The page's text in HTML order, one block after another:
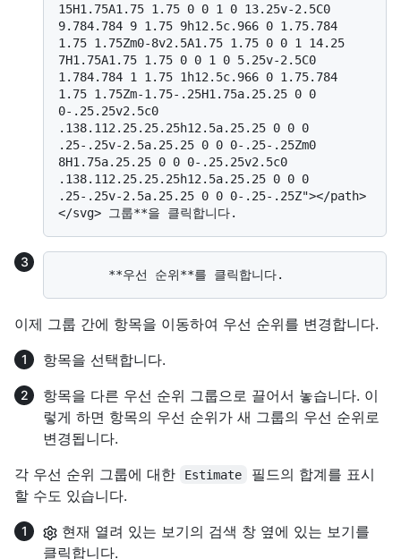
15H1.75A1.75 1.75 0 0 1 0 13.25v-2.5C0
9.784.784 9 1.75 9h12.5c.966 0 1.75.784
1.75 1.75Zm0-8v2.5A1.75 1.75 0 0 1 14.25
7H1.75A1.75 1.75 0 0 1 0 5.25v-2.5C0
1.784.784 1 1.75 1h12.5c.966 0 1.75.784
1.75 1.75Zm-1.75-.25H1.75a.25.25 0 0
0-.25.25v2.5c0
.138.112.25.25.25h12.5a.25.25 0 0 0
.25-.25v-2.5a.25.25 0 0 0-.25-.25Zm0
8H1.75a.25.25 0 0 0-.25.25v2.5c0
.138.112.25.25.25h12.5a.25.25 0 0 0
.25-.25v-2.5a.25.25 0 0 0-.25-.25Z"></path>
이제 그룹 간에 항목을 이동하여 우선 순위를 변경합니다.
항목을 선택합니다.
항목을 다른 우선 순위 그룹으로 끌어서 놓습니다. 이
렇게 하면 항목의 우선 순위가 새 그룹의 우선 순위로
변경됩니다.
각 우선 순위 그룹에 대한
Estimate
필드의 합계를 표시
할 수도 있습니다.
현재 열려 있는 보기의 검색 창 옆에 있는 보기를
클릭합니다.